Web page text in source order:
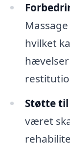
hvilket
Støtte
været